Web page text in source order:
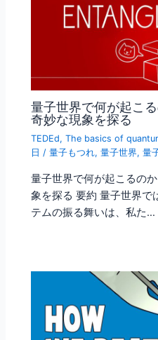
量子世界で何が起こ
奇妙な現象を探る
TEDEd,The basics of
日/量子もつれ,量子世界,量
量子世界で何が起こるの
象を探る 要約 量子世界で
テムの振る舞いは、私た…